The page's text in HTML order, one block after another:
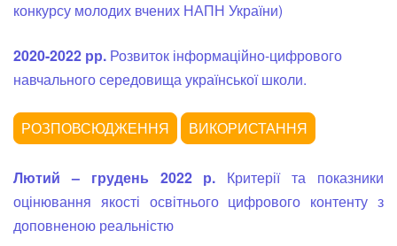
конкурсу молодих вчених НАПН України)
2020-2022 рр. Розвиток інформаційно-цифрового
навчального середовища української школи.
Лютий – грудень 2022 р. Критерії та показники
оцінювання якості освітнього цифрового контенту з
доповненою реальністю